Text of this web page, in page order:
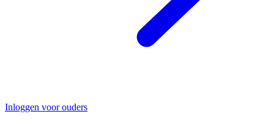
Inloggen voor ouders